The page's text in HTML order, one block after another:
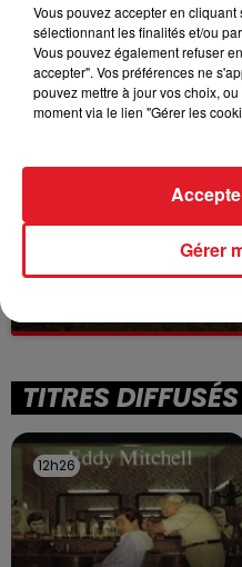
VOLONTAIRE EN
Selon les premiers
à des prostituées
WINGLES: UN
La victime a coulé à pic
TITRES DIFFUSÉS
12h26
12h26
Vous pouvez accepter en cliquant
sélectionnant les finalités et/ou
Vous pouvez également refuser
accepter". Vos préférences ne
pouvez mettre à jour vos choix,
moment via le lien "Gérer les
Gérer